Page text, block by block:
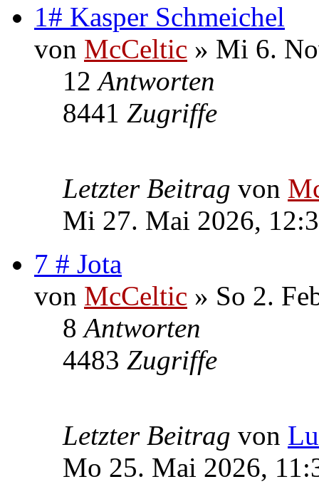
1# Kasper Schmeichel
von McCeltic » Mi 6.
12Antworten
8441 Zugriffe
Letzter Beitrag von
Mi 27. Mai 2026,
7 # Jota
von McCeltic » So 2.
8Antworten
4483 Zugriffe
Letzter Beitrag von
Mo 25. Mai 2026,